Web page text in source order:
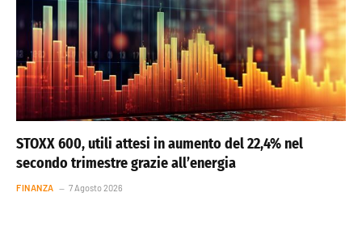
STOXX 600, utili attesi in aumento del 22,4% nel
secondo trimestre grazie all’energia
FINANZA 7 Agosto 2026